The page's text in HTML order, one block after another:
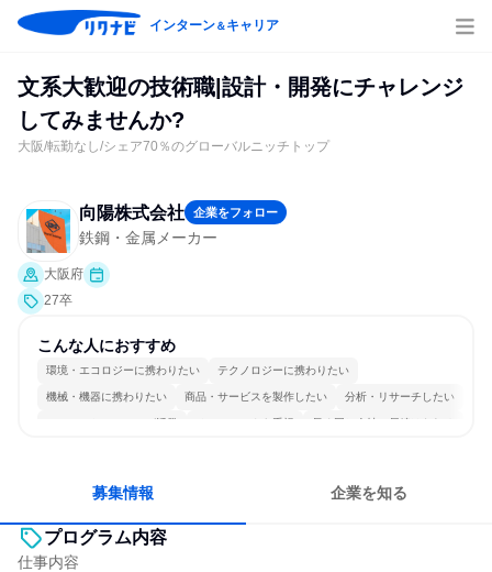
インターン＆キャリア
文系大歓迎の技術職|設計・開発にチャレンジ
してみませんか?
大阪/転勤なし/シェア70％のグローバルニッチトップ
向陽株式会社 企業をフォロー
鉄鋼・金属メーカー
大阪府
27卒
こんな人におすすめ
環境・エコロジーに携わりたい テクノロジーに携わりたい
機械・機器に携わりたい 商品・サービスを製作したい 分析・リサーチしたい
コミュニケーションが活発 チームワークを重視 長く同じ会社に居続けられる
募集情報 企業を知る
プログラム内容
仕事内容